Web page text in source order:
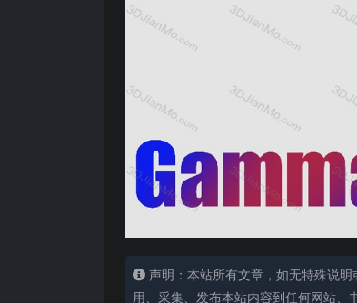
声明：本站所有文章，如无特殊说
用、采集、发布本站内容到任何网站